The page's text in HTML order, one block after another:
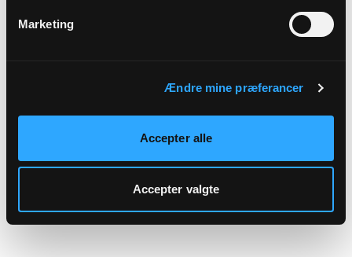
Marketing
Ændre mine præferancer
Accepter alle
Accepter valgte